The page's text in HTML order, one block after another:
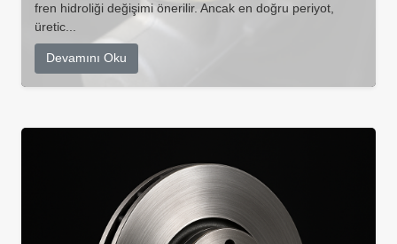
fren hidroliği değişimi önerilir. Ancak en doğru periyot,
üretic...
Devamını Oku